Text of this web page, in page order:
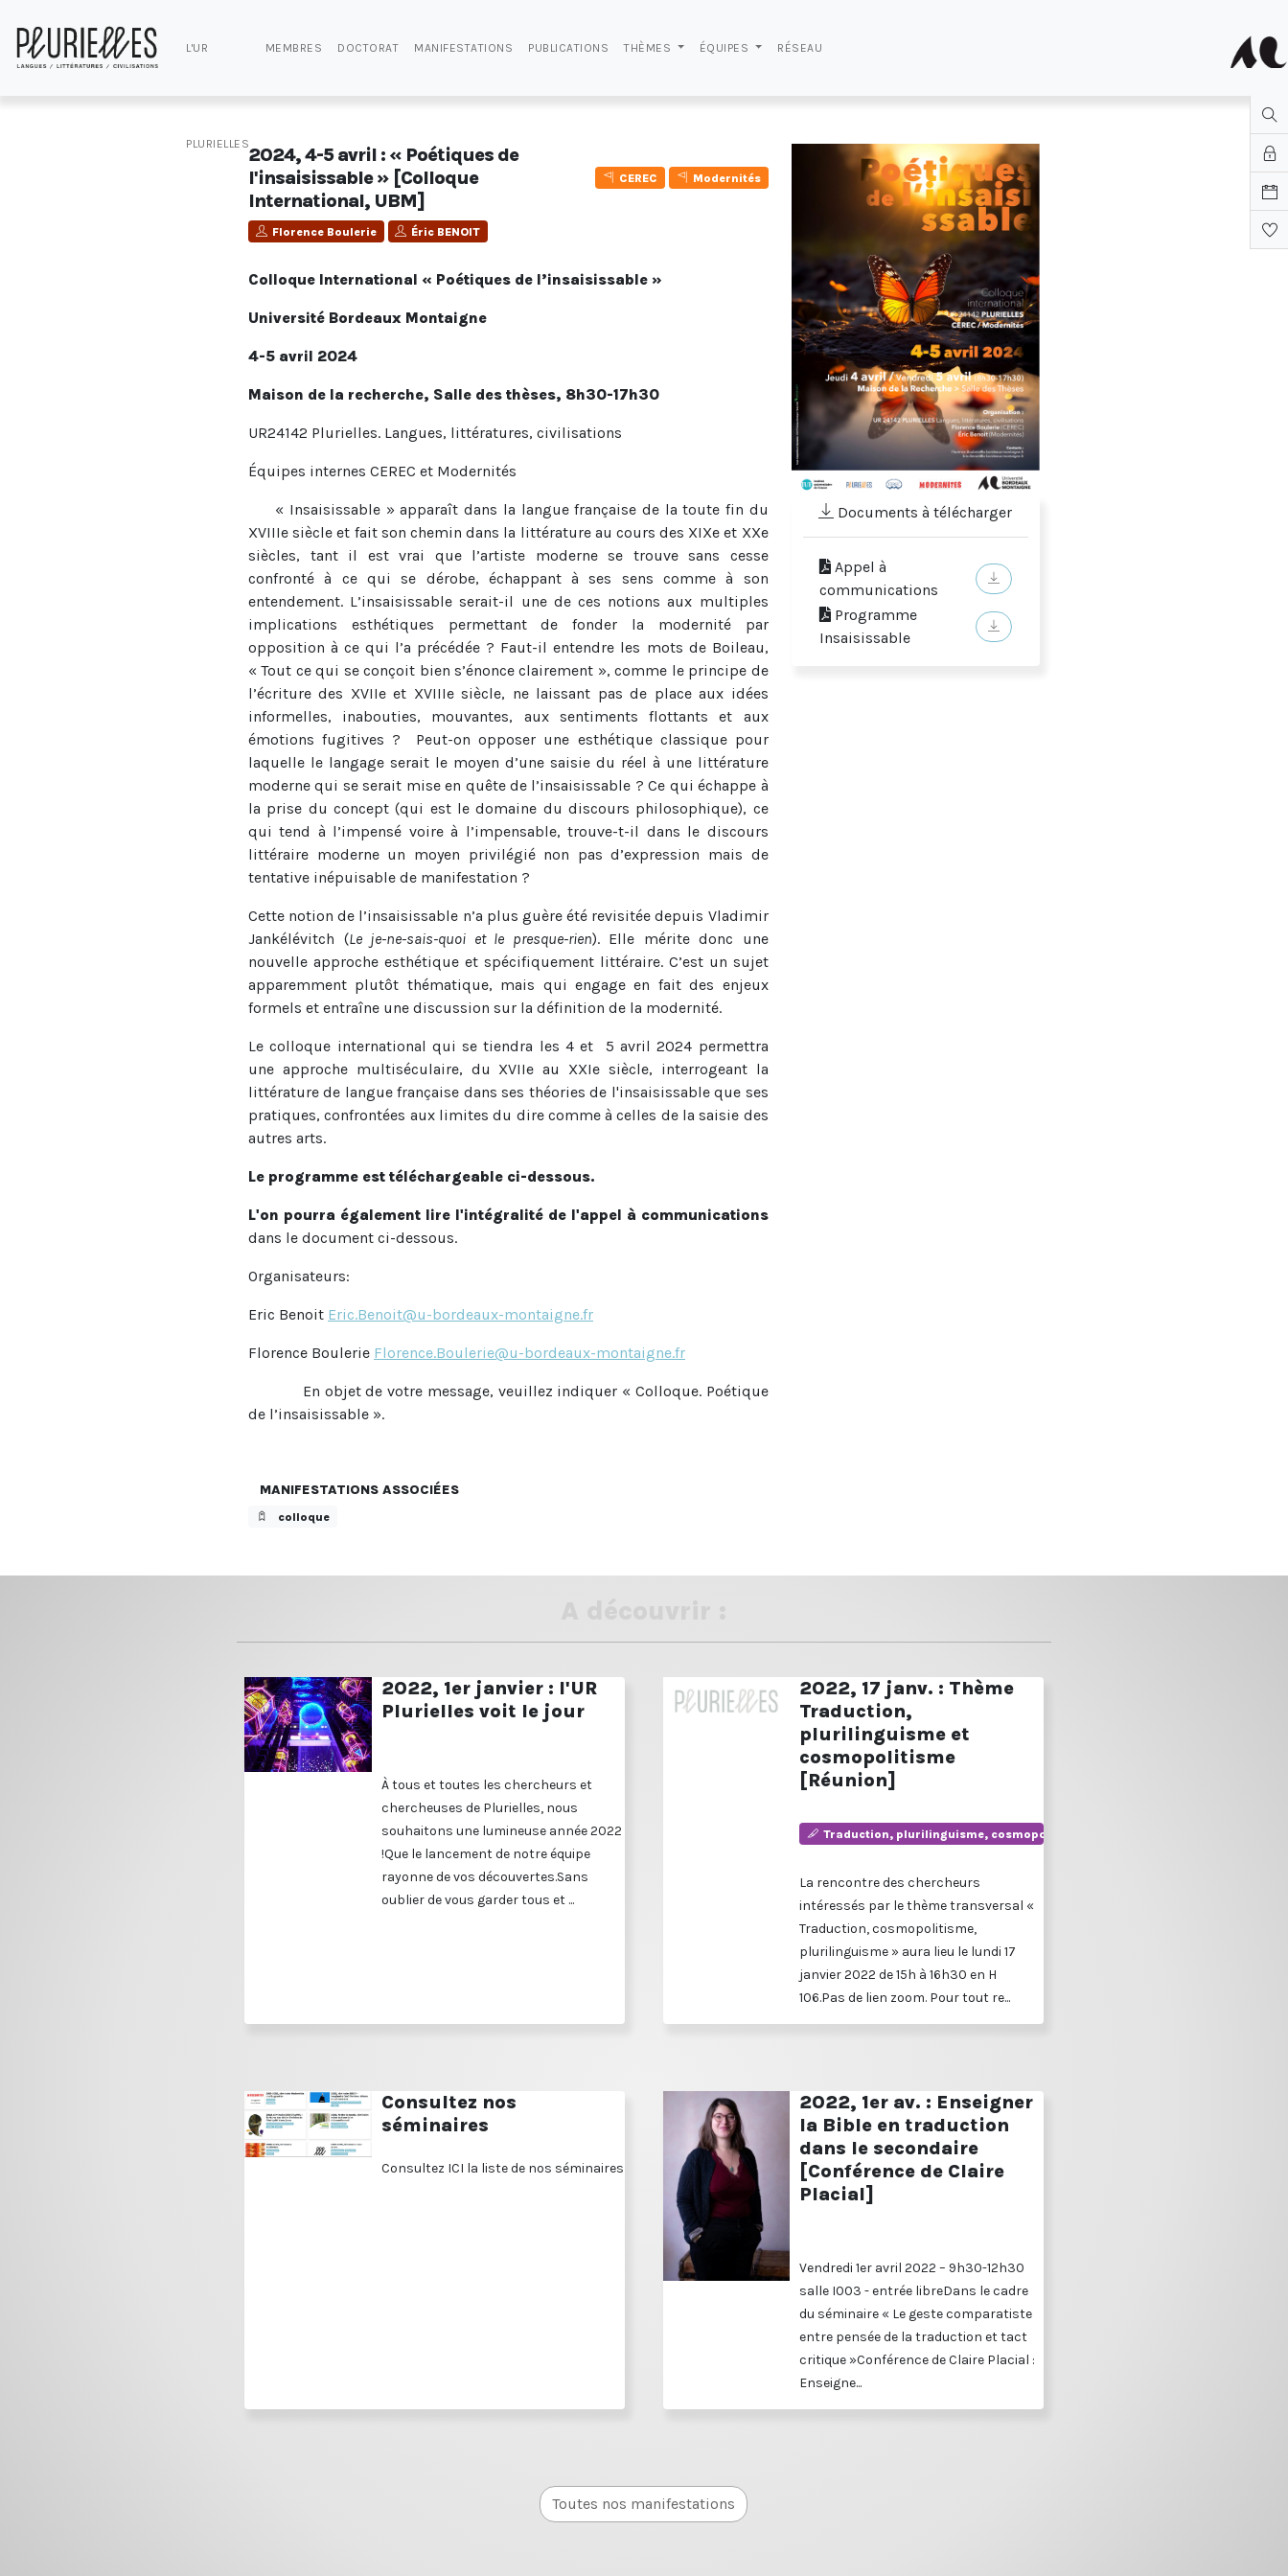
L'UR
PLURIELLES
MEMBRES DOCTORAT MANIFESTATIONS PUBLICATIONS THÈMES ÉQUIPES RÉSEAU
2024, 4-5 avril : « Poétiques de
l'insaisissable » [Colloque
International, UBM]
Florence Boulerie Éric BENOIT
CEREC Modernités
Colloque International « Poétiques de l’insaisissable »
Université Bordeaux Montaigne
4-5 avril 2024
Maison de la recherche, Salle des thèses, 8h30-17h30
UR24142 Plurielles. Langues, littératures, civilisations
Équipes internes CEREC et Modernités
« Insaisissable » apparaît dans la langue française de la toute fin du
XVIIIe siècle et fait son chemin dans la littérature au cours des XIXe et XXe
siècles, tant il est vrai que l’artiste moderne se trouve sans cesse
confronté à ce qui se dérobe, échappant à ses sens comme à son
entendement. L’insaisissable serait-il une de ces notions aux multiples
implications esthétiques permettant de fonder la modernité par
opposition à ce qui l’a précédée ? Faut-il entendre les mots de Boileau,
« Tout ce qui se conçoit bien s’énonce clairement », comme le principe de
l’écriture des XVIIe et XVIIIe siècle, ne laissant pas de place aux idées
informelles, inabouties, mouvantes, aux sentiments flottants et aux
émotions fugitives ? Peut-on opposer une esthétique classique pour
laquelle le langage serait le moyen d’une saisie du réel à une littérature
moderne qui se serait mise en quête de l’insaisissable ? Ce qui échappe à
la prise du concept (qui est le domaine du discours philosophique), ce
qui tend à l’impensé voire à l’impensable, trouve-t-il dans le discours
littéraire moderne un moyen privilégié non pas d’expression mais de
tentative inépuisable de manifestation ?
Cette notion de l’insaisissable n’a plus guère été revisitée depuis Vladimir
Jankélévitch (Le je-ne-sais-quoi et le presque-rien). Elle mérite donc une
nouvelle approche esthétique et spécifiquement littéraire. C’est un sujet
apparemment plutôt thématique, mais qui engage en fait des enjeux
formels et entraîne une discussion sur la définition de la modernité.
Le colloque international qui se tiendra les 4 et 5 avril 2024 permettra
une approche multiséculaire, du XVIIe au XXIe siècle, interrogeant la
littérature de langue française dans ses théories de l'insaisissable que ses
pratiques, confrontées aux limites du dire comme à celles de la saisie des
autres arts.
Le programme est téléchargeable ci-dessous.
L'on pourra également lire l'intégralité de l'appel à communications
dans le document ci-dessous.
Organisateurs:
Eric Benoit Eric.Benoit@u-bordeaux-montaigne.fr
Florence Boulerie Florence.Boulerie@u-bordeaux-montaigne.fr
En objet de votre message, veuillez indiquer « Colloque. Poétique
de l’insaisissable ».
MANIFESTATIONS ASSOCIÉES
colloque
Documents à télécharger
Appel à
communications
Programme
Insaisissable
2022, 1er janvier : l'UR
Plurielles voit le jour
À tous et toutes les chercheurs et
chercheuses de Plurielles, nous
souhaitons une lumineuse année 2022
!Que le lancement de notre équipe
rayonne de vos découvertes.Sans
oublier de vous garder tous et ...
2022, 17 janv. : Thème
Traduction,
plurilinguisme et
cosmopolitisme
[Réunion]
Traduction, plurilinguisme, cosmopolitisme
La rencontre des chercheurs
intéressés par le thème transversal «
Traduction, cosmopolitisme,
plurilinguisme » aura lieu le lundi 17
janvier 2022 de 15h à 16h30 en H
106.Pas de lien zoom. Pour tout re...
Consultez nos
séminaires
Consultez ICI la liste de nos séminaires
2022, 1er av. : Enseigner
la Bible en traduction
dans le secondaire
[Conférence de Claire
Placial]
Vendredi 1er avril 2022 – 9h30-12h30
salle I003 - entrée libreDans le cadre
du séminaire « Le geste comparatiste
entre pensée de la traduction et tact
critique »Conférence de Claire Placial :
Enseigne...
Toutes nos manifestations